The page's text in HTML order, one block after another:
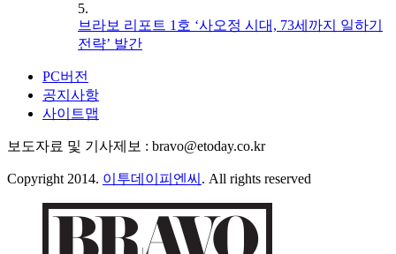
5.
브라보 리포트 1호 ‘사오정 시대, 73세까지 일하기
전략’ 발간
PC버전
공지사항
사이트맵
보도자료 및 기사제보 : bravo@etoday.co.kr
Copyright 2014. 이투데이피엔씨 . All rights reserved